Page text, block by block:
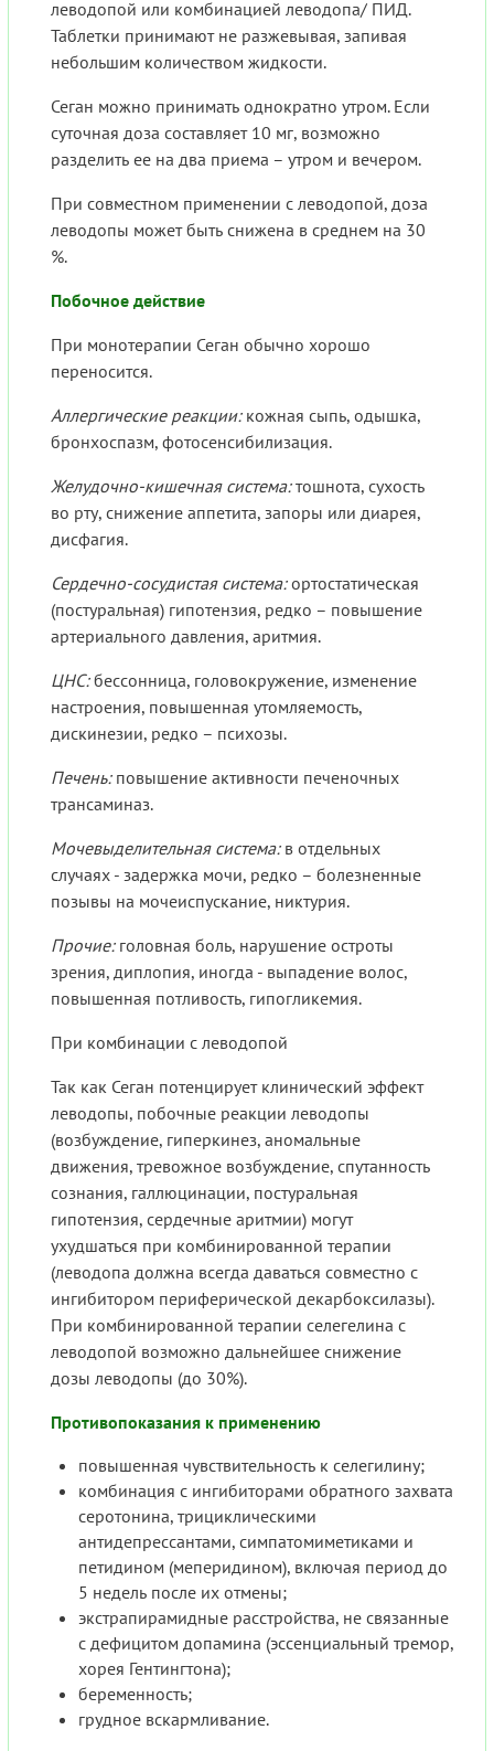
леводопой или комбинацией леводопа/ ПИД.
Таблетки принимают не разжевывая, запивая
небольшим количеством жидкости.
Сеган можно принимать однократно утром. Если
суточная доза составляет 10 мг, возможно
разделить ее на два приема – утром и вечером.
При совместном применении с леводопой, доза
леводопы может быть снижена в среднем на 30
%.
Побочное действие
При монотерапии Сеган обычно хорошо
переносится.
Аллергические реакции: кожная сыпь, одышка,
бронхоспазм, фотосенсибилизация.
Желудочно-кишечная система:тошнота, сухость
во рту, снижение аппетита, запоры или диарея,
дисфагия.
Сердечно-сосудистая система:ортостатическая
(постуральная) гипотензия, редко – повышение
артериального давления, аритмия.
ЦНС:бессонница, головокружение, изменение
настроения, повышенная утомляемость,
дискинезии, редко – психозы.
Печень: повышение активности печеночных
трансаминаз.
Мочевыделительная система:в отдельных
случаях - задержка мочи, редко – болезненные
позывы на мочеиспускание, никтурия.
Прочие:головная боль, нарушение остроты
зрения, диплопия, иногда - выпадение волос,
повышенная потливость, гипогликемия.
При комбинации с леводопой
Так как Сеган потенцирует клинический эффект
леводопы, побочные реакции леводопы
(возбуждение, гиперкинез, аномальные
движения, тревожное возбуждение, спутанность
сознания, галлюцинации, постуральная
гипотензия, сердечные аритмии) могут
ухудшаться при комбинированной терапии
(леводопа должна всегда даваться совместно с
ингибитором периферической декарбоксилазы).
При комбинированной терапии селегелина с
леводопой возможно дальнейшее снижение
дозы леводопы (до 30%).
Противопоказания к применению
повышенная чувствительность к селегилину;
комбинация с ингибиторами обратного захвата
серотонина, трициклическими
антидепрессантами, симпатомиметиками и
петидином (меперидином), включая период до
5 недель после их отмены;
экстрапирамидные расстройства, не связанные
с дефицитом допамина (эссенциальный тремор,
хорея Гентингтона);
беременность;
грудное вскармливание.